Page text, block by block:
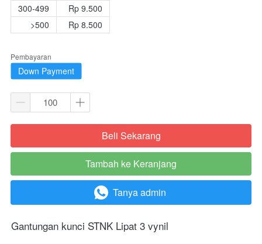
300-499
>500
Rp 9.500
Rp 8.500
Pembayaran
Down Payment
`Beli Sekarang
`
Tambah ke Keranjang
` Tanya admin
Gantungan kunci STNK Lipat 3 vynil